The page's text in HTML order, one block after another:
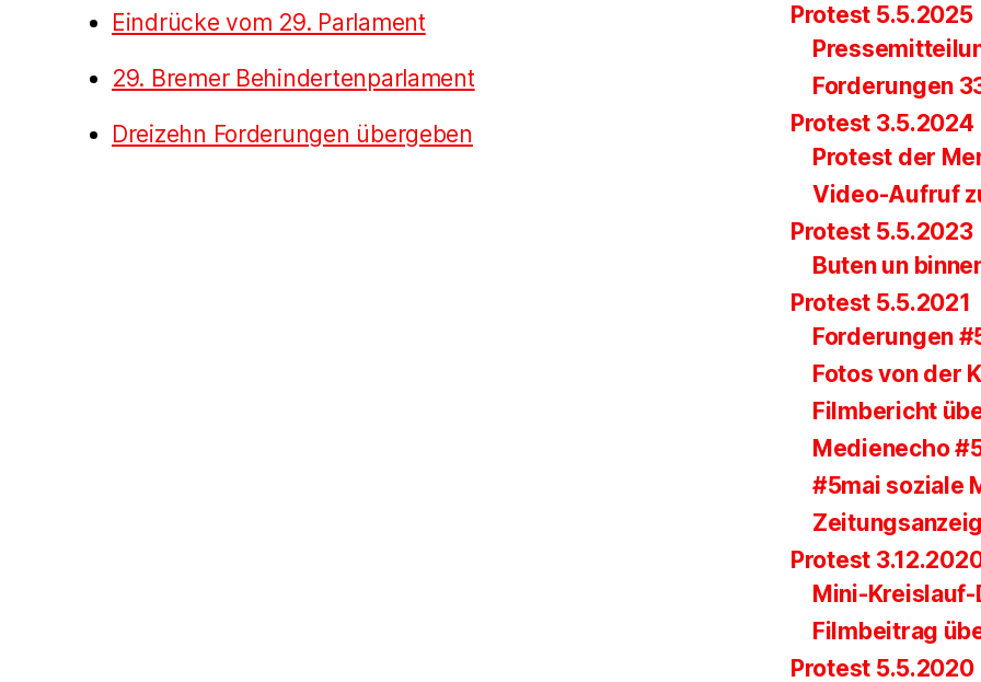
Eindrücke vom 29. Parlament
29. Bremer Behindertenparlament
Dreizehn Forderungen übergeben
Protest 5.5.2025
Forderungen
Protest 3.5.2024
Protest der
Video-Aufruf
Protest 5.5.2023
Buten un
Protest 5.5.2021
Forderungen
Fotos von der
Filmbericht
Medienecho
#5mai soziale
Protest
Mini-Kreislauf-
Filmbeitrag
Protest 5.5.2020